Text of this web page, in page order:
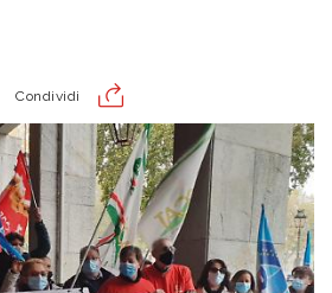
Condividi